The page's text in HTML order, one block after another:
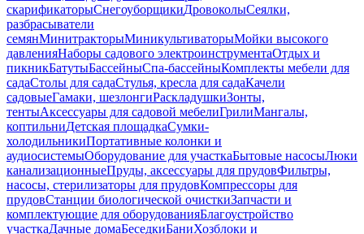
скарификаторыСнегоуборщикиДровоколыСеялки,
разбрасыватели
семянМинитракторыМиникультиваторыМойки высокого
давленияНаборы садового электроинструментаОтдых и
пикникБатутыБассейныСпа-бассейныКомплекты мебели для
садаСтолы для садаСтулья, кресла для садаКачели
садовыеГамаки, шезлонгиРаскладушкиЗонты,
тентыАксессуары для садовой мебелиГрилиМангалы,
коптильниДетская площадкаСумки-
холодильникиПортативные колонки и
аудиосистемыОборудование для участкаБытовые насосыЛюки
канализационныеПруды, аксессуары для прудовФильтры,
насосы, стерилизаторы для прудовКомпрессоры для
прудовСтанции биологической очисткиЗапчасти и
комплектующие для оборудованияБлагоустройство
участкаДачные домаБеседкиБаниХозблоки и